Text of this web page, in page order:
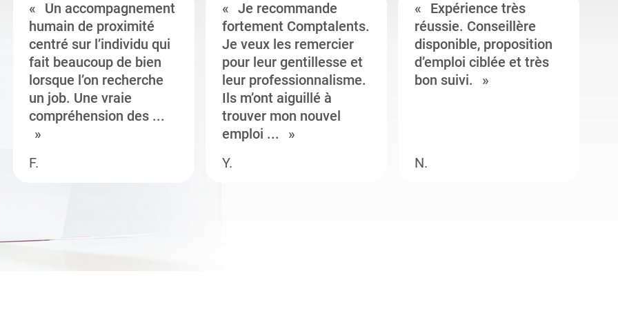
Un accompagnement
humain de proximité
centré sur l’individu qui
fait beaucoup de bien
lorsque l’on recherche
un job. Une vraie
compréhension des ...
F.
Je recommande
fortement Comptalents.
Je veux les remercier
pour leur gentillesse et
leur professionnalisme.
Ils m’ont aiguillé à
trouver mon nouvel
emploi ...
Y.
Expérience très
réussie. Conseillère
disponible, proposition
d’emploi ciblée et très
bon suivi.
N.